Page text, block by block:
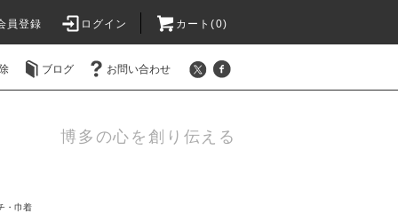
員登録 ログイン カート(0)
ブログ お問い合わせ
博多の心を創り伝える
・巾着